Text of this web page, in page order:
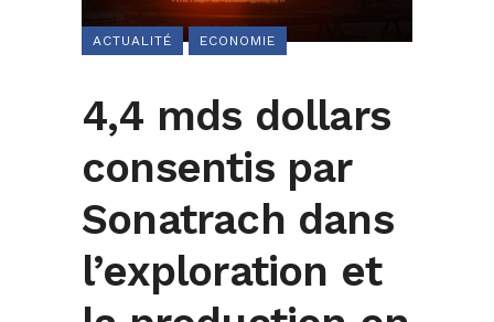
ACTUALITÉ ECONOMIE
4,4 mds dollars
consentis par
Sonatrach dans
l’exploration et